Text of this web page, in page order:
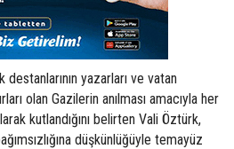
yazarları ve vatan
olan Gazilerin anılması amacıyla her
kutlandığını belirten Vali Öztürk,
düşkünlüğüyle temayüz